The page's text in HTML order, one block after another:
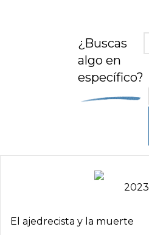
¿Buscas
algo en
específico?
2023
El ajedrecista y la muerte